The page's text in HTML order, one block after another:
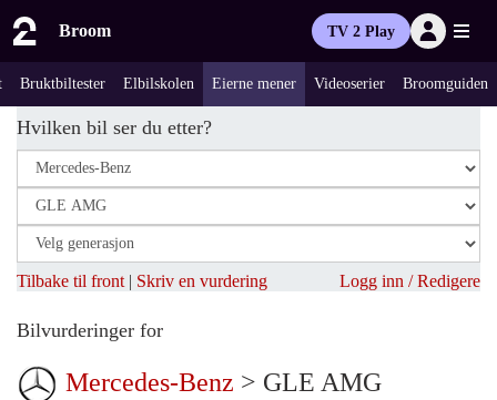
Broom TV 2 Play
Bruktbiltester Elbilskolen Eierne mener Videoserier Broomguiden
Hvilken bil ser du etter?
Tilbake til front | Skriv en vurdering Logg inn / Redigere
Bilvurderinger for
Mercedes-Benz > GLE AMG